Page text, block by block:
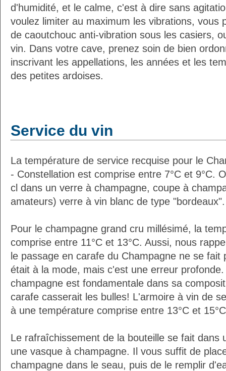
d'humidité, et le calme, c'est à dire sans
voulez limiter au maximum les vibrations, vous
de caoutchouc anti-vibration sous les casiers,
vin. Dans votre cave, prenez soin de bien
inscrivant les appellations, les années et les
des petites ardoises.
Service du vin
La température de service recquise pour le
- Constellation est comprise entre 7°C et 9°C.
cl dans un verre à champagne, coupe à
amateurs) verre à vin blanc de type "bordeaux".
Pour le champagne grand cru millésimé, la
comprise entre 11°C et 13°C. Aussi, nous
le passage en carafe du Champagne ne se
était à la mode, mais c'est une erreur
champagne est fondamentale dans sa
carafe casserait les bulles! L'armoire à vin de
à une température comprise entre 13°C et
Le rafraîchissement de la bouteille se fait dans
une vasque à champagne. Il vous suffit de
champagne dans le seau, puis de le remplir